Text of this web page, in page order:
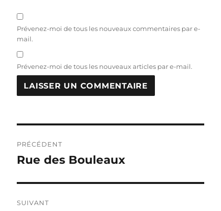
Prévenez-moi de tous les nouveaux commentaires par e-
mail.
Prévenez-moi de tous les nouveaux articles par e-mail.
de
PRÉCÉDENT
Publication
Rue des Bouleaux
SUIVANT